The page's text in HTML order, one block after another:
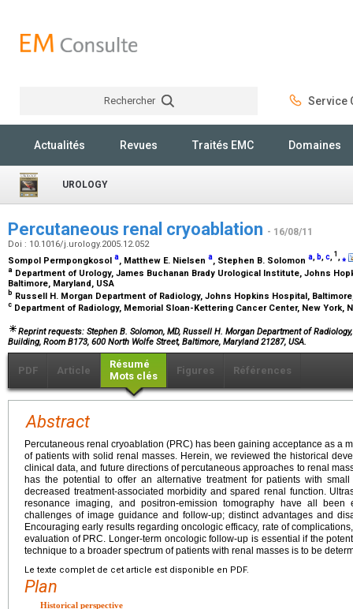
Rechercher Service
Actualités Revues Traités EMC Domaines
UROLOGY
Percutaneous renal cryoablation - 16/08/11
Doi : 10.1016/j.urology.2005.12.052
Sompol Permpongkosol a, Matthew E. Nielsen a, Stephen B. Solomon a, b,c, 1 ,⁎
a Department of Urology, James Buchanan Brady Urological Institute, Johns
Baltimore, Maryland, USA
b Russell H. Morgan Department of Radiology, Johns Hopkins Hospital,
c Department of Radiology, Memorial Sloan-Kettering Cancer Center, New York,
Reprint requests: Stephen B. Solomon, MD, Russell H. Morgan Department of
Building, Room B173, 600 North Wolfe Street, Baltimore, Maryland 21287, USA.
PDF Article
Résumé
Mots clés
Figures Références
Abstract
Percutaneous renal cryoablation (PRC) has been gaining acceptance as a
of patients with solid renal masses. Herein, we reviewed the historical
clinical data, and future directions of percutaneous approaches to renal
has the potential to offer an alternative treatment for patients with
decreased treatment-associated morbidity and spared renal function.
resonance imaging, and positron-emission tomography have all
challenges of image guidance and follow-up; distinct advantages and
Encouraging early results regarding oncologic efficacy, rate of
evaluation of PRC. Longer-term oncologic follow-up is essential if the
technique to a broader spectrum of patients with renal masses is to be
Le texte complet de cet article est disponible en PDF.
Plan
Historical perspective